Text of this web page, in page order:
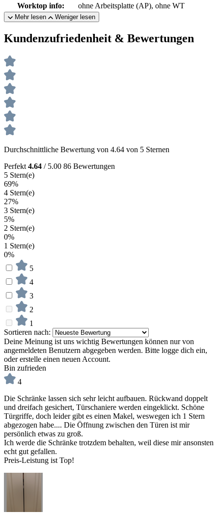
Worktop info: ohne Arbeitsplatte (AP), ohne WT
Mehr lesen Weniger lesen
Kundenzufriedenheit & Bewertungen
Durchschnittliche Bewertung von 4.64 von 5 Sternen
Perfekt 4.64 / 5.00 86 Bewertungen
5 Stern(e)
69%
4 Stern(e)
27%
3 Stern(e)
5%
2 Stern(e)
0%
1 Stern(e)
0%
5
4
3
2
1
Sortieren nach:
Deine Meinung ist uns wichtig Bewertungen können nur von
angemeldeten Benutzern abgegeben werden. Bitte logge dich ein,
oder erstelle einen neuen Account.
Bin zufrieden
4
Die Schränke lassen sich sehr leicht aufbauen. Rückwand doppelt
und dreifach gesichert, Türschaniere werden eingeklickt. Schöne
Türgriffe, doch leider gibt es einen Makel, weswegen ich 1 Stern
abgezogen habe.... Die Öffnung zwischen den Türen ist mir
persönlich etwas zu groß.
Ich werde die Schränke trotzdem behalten, weil diese mir ansonsten
echt gut gefallen.
Preis-Leistung ist Top!